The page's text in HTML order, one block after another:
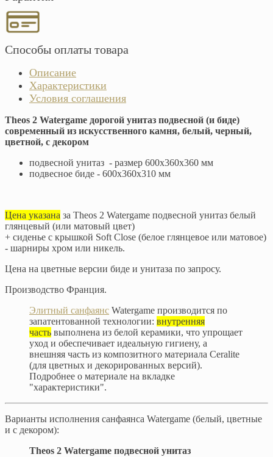
Способы оплаты товара
Описание
Характеристики
Условия соглашения
Theos 2 Watergame дорогой унитаз подвесной (и биде)
современный из искусственного камня, белый, черный,
цветной, с декором
подвесной унитаз - размер 600x360x360 мм
подвесное биде - 600x360x310 мм
Цена указана за Theos 2 Watergame подвесной унитаз белый
глянцевый (или матовый цвет)
+ сиденье с крышкой Soft Close (белое глянцевое или матовое)
- шарниры хром или никель.
Цена на цветные версии биде и унитаза по запросу.
Производство Франция.
Элитный санфаянс Watergame производится по
запатентованной технологии: внутренняя
часть выполнена из белой керамики, что упрощает
уход и обеспечивает идеальную гигиену, а
внешняя часть из композитного материала Ceralite
(для цветных и декорированных версий).
Подробнее о материале на вкладке
"характеристики".
Варианты исполнения санфаянса Watergame (белый, цветные
и с декором):
Theos 2 Watergame подвесной унитаз